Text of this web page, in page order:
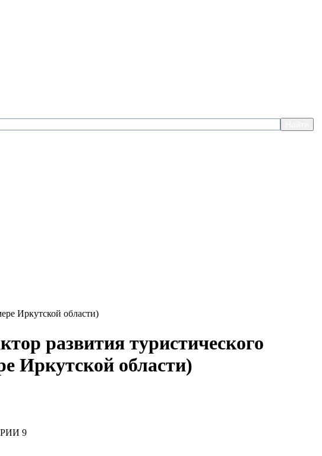
Иркутской области)
развития туристического
Иркутской области)
9